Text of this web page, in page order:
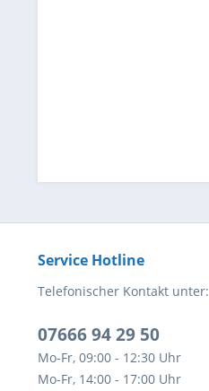
Service Hotline
Telefonischer Kontakt unter:
07666 94 29 50
Mo-Fr, 09:00 - 12:30 Uhr
Mo-Fr, 14:00 - 17:00 Uhr